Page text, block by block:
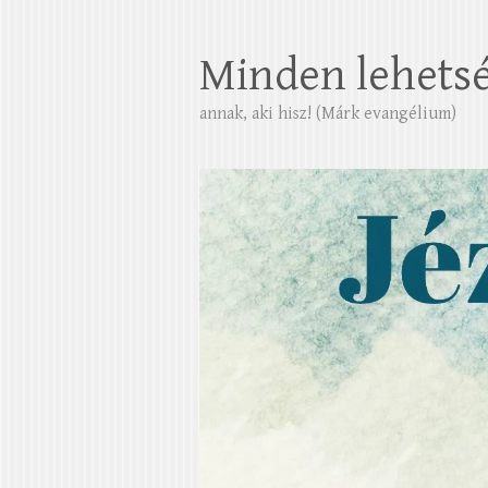
Minden
annak, aki hisz! (Márk evangélium)